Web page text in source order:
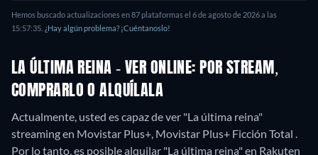
Hemos buscado actualizaciones en 87 plataformas el 6 de agosto de 2026 a las
15:57:35. ¿Hay algún problema? ¡Cuéntanoslo!
LA ÚLTIMA REINA - VER ONLINE: POR STREAM,
COMPRARLO O ALQUÍLALA
Actualmente, usted es capaz de ver "La última reina"
streaming en Movistar Plus+, Movistar Plus+ Ficción Total .
Por lo tanto, es posible alquilar "La última reina" en Rakuten